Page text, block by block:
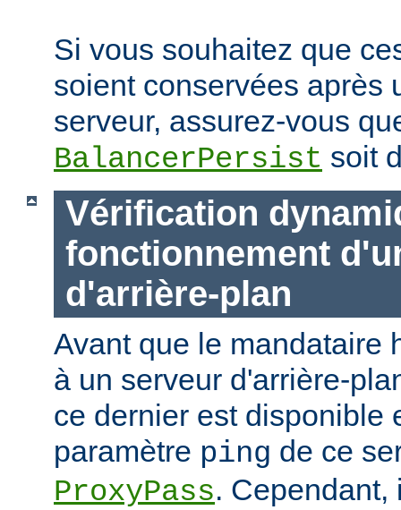
Si vous souhaitez que
soient conservées après
serveur, assurez-vous
BalancerPersist soit
Vérification
fonctionnement
d'arrière-plan
Avant que le mandataire
à un serveur d'arrière-
ce dernier est disponible
paramètre ping de ce
ProxyPass. Cependant,